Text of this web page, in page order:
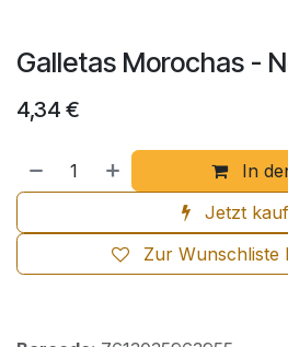
Galletas Morochas -
4,34 €
In
Jetzt
Zur Wunschliste